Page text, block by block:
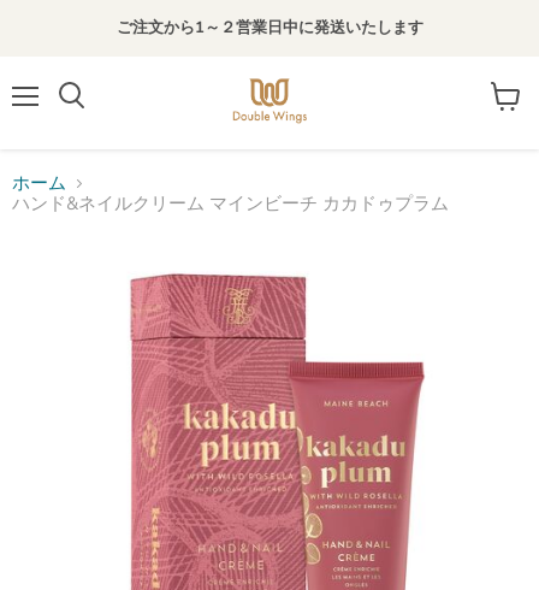
ご注文から1～２営業日中に発送いたします
る
カ
ホーム
ハンド&ネイルクリーム マインビーチ カカドゥプラム